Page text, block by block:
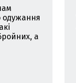
одужання
а